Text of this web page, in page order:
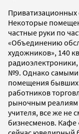
Приватизационных
Некоторые
частные руки по
«Объединению
художников», 140
№9. Однако самыми
помещения бывших
работников
рыночным
учителя, все же не
бизнесменов. Кафе